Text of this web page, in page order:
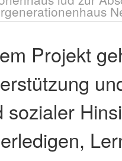
Projekt
sozialer